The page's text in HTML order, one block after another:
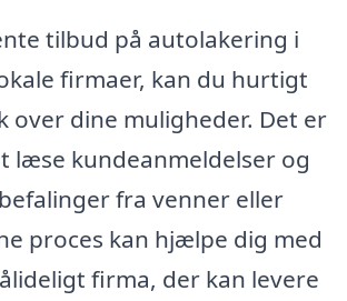
tilbud på autolakering i
firmaer, kan du hurtigt
over dine muligheder. Det er
læse kundeanmeldelser og
fra venner eller
proces kan hjælpe dig med
firma, der kan levere